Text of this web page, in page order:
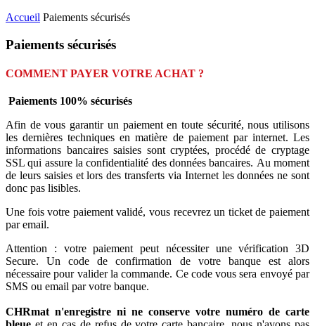
Accueil Paiements sécurisés
Paiements sécurisés
COMMENT PAYER VOTRE ACHAT ?
Paiements 100% sécurisés
Afin de vous garantir un paiement en toute sécurité, nous utilisons
les dernières techniques en matière de paiement par internet. Les
informations bancaires saisies sont cryptées, procédé de cryptage
SSL qui assure la confidentialité des données bancaires. Au moment
de leurs saisies et lors des transferts via Internet les données ne sont
donc pas lisibles.
Une fois votre paiement validé, vous recevrez un ticket de paiement
par email.
Attention : votre paiement peut nécessiter une vérification 3D
Secure. Un code de confirmation de votre banque est alors
nécessaire pour valider la commande. Ce code vous sera envoyé par
SMS ou email par votre banque.
CHRmat n'enregistre ni ne conserve votre numéro de carte